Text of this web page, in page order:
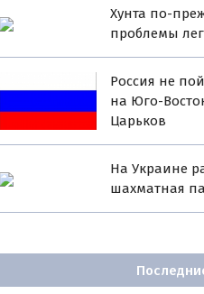
Хунта по-
проблемы
Россия не
на Юго-
Царьков
На Украине
шахматная